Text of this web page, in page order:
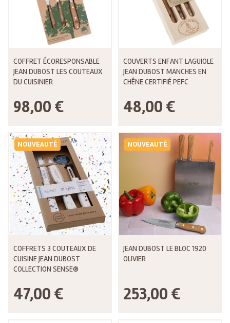
COFFRET ÉCORESPONSABLE
JEAN DUBOST LES COUTEAUX
DU CUISINIER
98,00 €
COUVERTS ENFANT LAGUIOLE
JEAN DUBOST MANCHES EN
CHÊNE CERTIFIÉ PEFC
48,00 €
NOUVEAUTÉ
COFFRETS 3 COUTEAUX DE
CUISINE JEAN DUBOST
COLLECTION SENSE®
47,00 €
NOUVEAUTÉ
JEAN DUBOST LE BLOC 1920
OLIVIER
253,00 €